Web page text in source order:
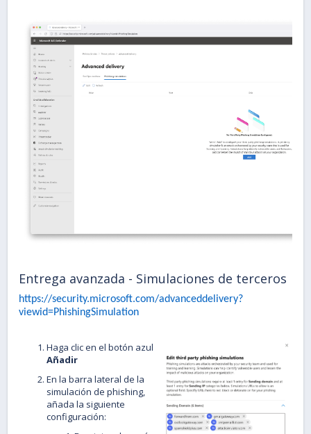
Entrega avanzada - Simulaciones de terceros
https://security.microsoft.com/advanceddelivery?
viewid=PhishingSimulation
Haga clic en el botón azul
Añadir
En la barra lateral de la
simulación de phishing,
añada la siguiente
configuración: